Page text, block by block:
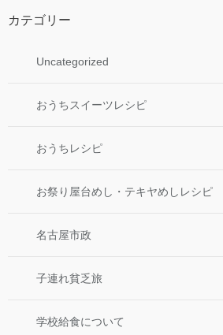
カテゴリー
Uncategorized
おうちスイーツレシピ
おうちレシピ
お祭り屋台めし・テキヤめしレシピ
名古屋市政
子連れ貧乏旅
学校給食について